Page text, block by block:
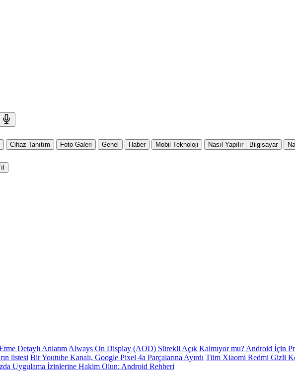
Cihaz Tanıtım Foto Galeri Genel Haber Mobil Teknoloji Nasıl Yapılır - Bilgisayar
Detaylı Anlatım Always On Display (AOD) Sürekli Açık Kalmıyor mu? Android İçin
listesi Bir Youtube Kanalı, Google Pixel 4a Parçalarına Ayırdı Tüm Xiaomi Redmi Gizli
Uygulama İzinlerine Hakim Olun: Android Rehberi